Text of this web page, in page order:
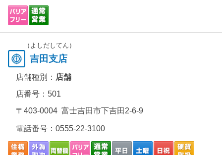
（よしだしてん）
吉田支店
店舗種別： 店舗
店番号：501
〒403-0004 富士吉田市下吉田2-6-9
電話番号： 0555-22-3100